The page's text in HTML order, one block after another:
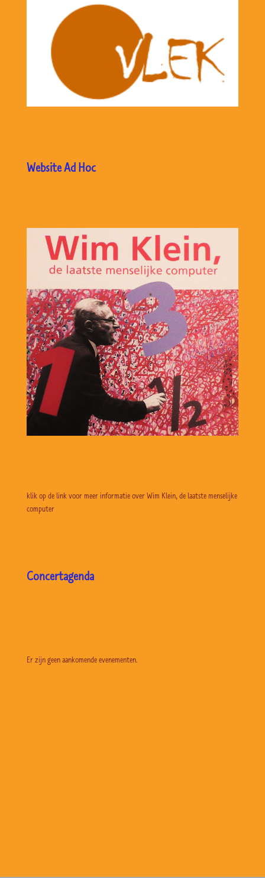
Website Ad Hoc
klik op de link voor meer informatie over Wim Klein, de laatste menselijke
computer
Concertagenda
Er zijn geen aankomende evenementen.